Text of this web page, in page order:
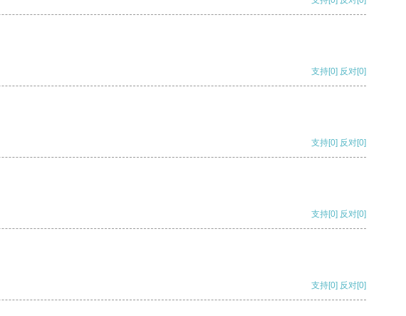
支持[0] 反对[0]
支持[0] 反对[0]
支持[0] 反对[0]
支持[0] 反对[0]